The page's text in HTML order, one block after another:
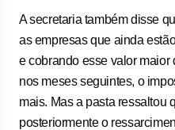
A secretaria também disse
as empresas que ainda
e cobrando esse valor
nos meses seguintes, o
mais. Mas a pasta ressaltou
posteriormente o